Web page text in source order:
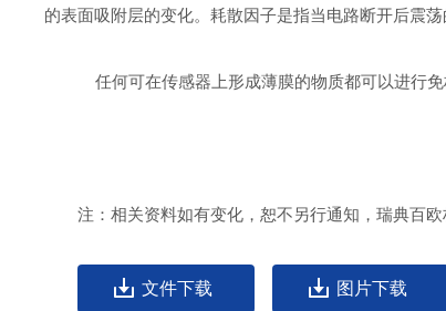
的表面吸附层的变化。耗散因子是指当电路断开后震荡
任何可在传感器上形成薄膜的物质都可以进行
注：相关资料如有变化，恕不另行通知，瑞典百
文件下载 图片下载